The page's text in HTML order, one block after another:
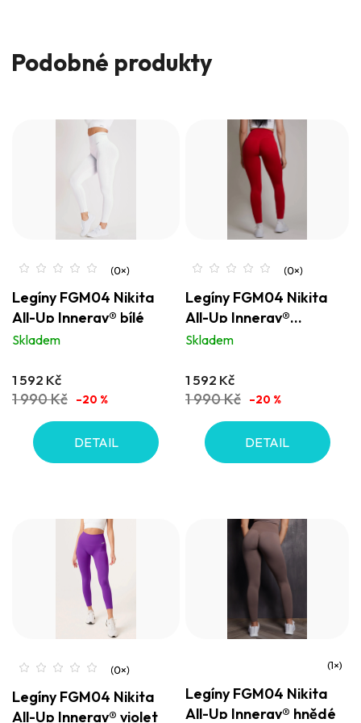
Podobné produkty
Legíny FGM04 Nikita
All-Up Innergy® bílé
Skladem
1 592 Kč
1 990 Kč –20 %
DETAIL
Legíny FGM04 Nikita
All-Up Innergy®
jahodové
Skladem
1 592 Kč
1 990 Kč –20 %
DETAIL
Legíny FGM04 Nikita
All-Up Innergy® violet
hodnocení
produktu
Legíny FGM04 Nikita
All-Up Innergy® hnědé